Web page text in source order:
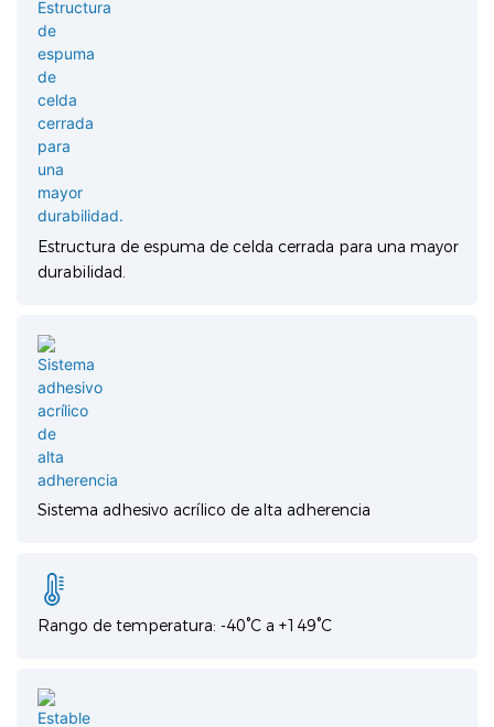
Estructura de espuma de celda cerrada para una mayor
durabilidad.
Sistema adhesivo acrílico de alta adherencia
Rango de temperatura: -40°C a +149°C